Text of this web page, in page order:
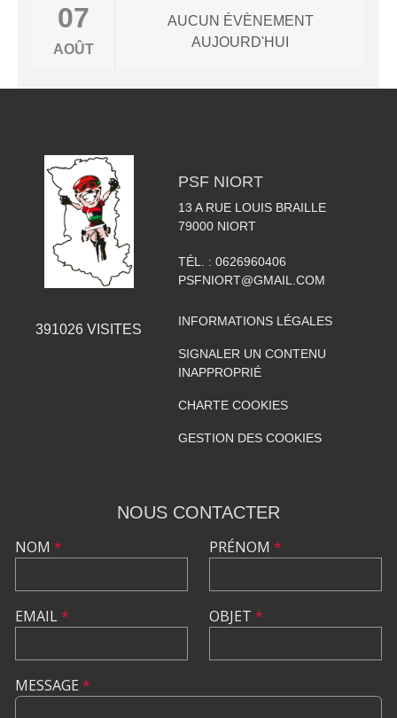
07
AOÛT
AUCUN ÉVÈNEMENT
AUJOURD'HUI
391026 VISITES
PSF NIORT
13 A RUE LOUIS BRAILLE
79000 NIORT
TÉL. : 0626960406
PSFNIORT@GMAIL.COM
INFORMATIONS LÉGALES
SIGNALER UN CONTENU
INAPPROPRIÉ
CHARTE COOKIES
GESTION DES COOKIES
NOUS CONTACTER
NOM *
EMAIL*
PRÉNOM *
OBJET *
MESSAGE *